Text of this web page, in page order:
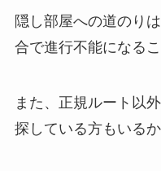
隠し部屋への道のり
合で進行不能になる
また、正規ルート以
探している方もいる